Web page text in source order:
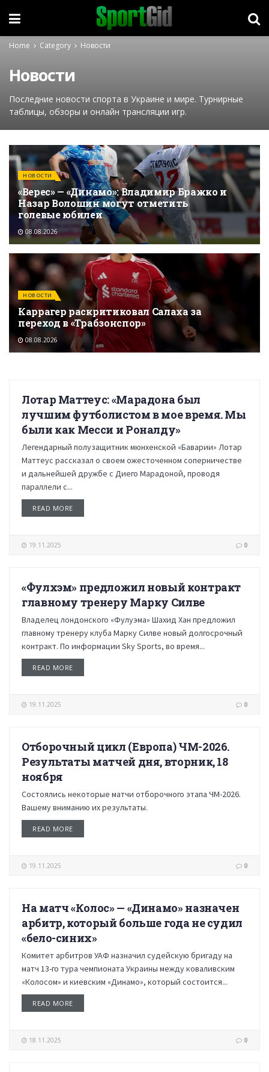
Home Category Новости
Новости
Последние новости спорта в Украине и мире. Турнирные
таблицы, обзоры и онлайн трансляции игр.
НОВОСТИ
«Верес» — «Динамо»: Владимир Бражко и
Назар Волошин могут отметить
голевые юбилеи
08.08.2026
НОВОСТИ
Каррагер раскритиковал Салаха за
переход в «Трабзонспор»
08.08.2026
НОВОСТИ
Лотар Маттеус: «Марадона был
лучшим футболистом в мое время. Мы
были как Месси и Роналду»
Легендарный полузащитник мюнхенской «Баварии» Лотар
Маттеус рассказал о своем ожесточенном соперничестве
и дальнейшей дружбе с Диего Марадоной, проводя
параллели с...
READ MORE
19.11.2025 0
НОВОСТИ
«Фулхэм» предложил новый контракт
главному тренеру Марку Силве
Владелец лондонского «Фулуэма» Шахид Хан предложил
главному тренеру клуба Марку Силве новый долгосрочный
контракт. По информации Sky Sports, во время...
READ MORE
19.11.2025 0
НОВОСТИ
Отборочный цикл (Европа) ЧМ-2026.
Результаты матчей дня, вторник, 18
ноября
Состоялись некоторые матчи отборочного этапа ЧМ-2026.
Вашему вниманию их результаты.
READ MORE
19.11.2025 0
НОВОСТИ
На матч «Колос» — «Динамо» назначен
арбитр, который больше года не судил
«бело-синих»
Комитет арбитров УАФ назначил судейскую бригаду на
матч 13-го тура чемпионата Украины между коваливским
«Колосом» и киевским «Динамо», который состоится...
READ MORE
18.11.2025 0